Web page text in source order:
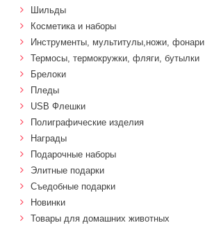
Шильды
Косметика и наборы
Инструменты, мультитулы,ножи, фонари
Термосы, термокружки, фляги, бутылки
Брелоки
Пледы
USB Флешки
Полиграфические изделия
Награды
Подарочные наборы
Элитные подарки
Cъедобные подарки
Новинки
Товары для домашних животных